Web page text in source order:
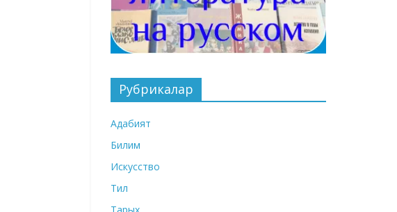
Рубрикалар
Адабият
Билим
Искусство
Тил